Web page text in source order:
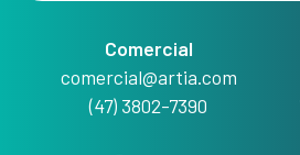
Comercial
comercial@artia.com
(47) 3802-7390